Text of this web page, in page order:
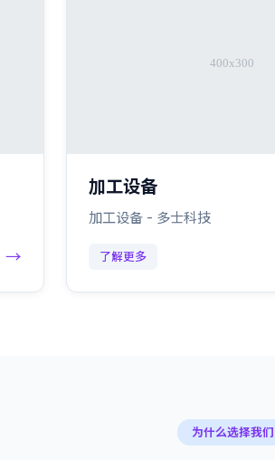
→
加工设备
加工设备 - 多士科技
了解更多
为什么选择我们